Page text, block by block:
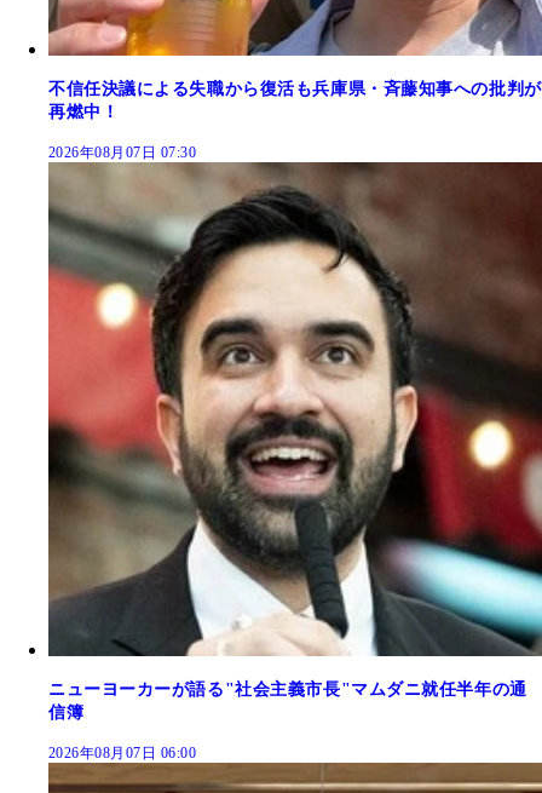
不信任決議による失職から復活も兵庫県・斉藤知事への批判が
再燃中！
2026年08月07日 07:30
ニューヨーカーが語る"社会主義市長"マムダニ就任半年の通
信簿
2026年08月07日 06:00